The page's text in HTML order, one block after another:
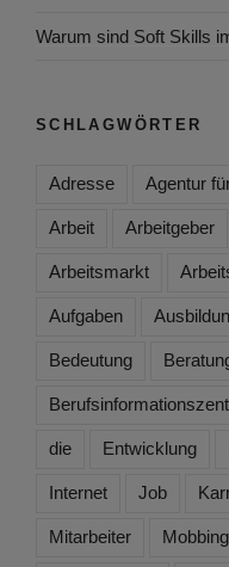
Warum sind Soft Skills
SCHLAGWÖRTER
Adresse Agentur
Arbeit Arbeitgeber
Arbeitsmarkt
Aufgaben
Bedeutung
die Entwicklung
Internet Job
Mitarbeiter Mobbing